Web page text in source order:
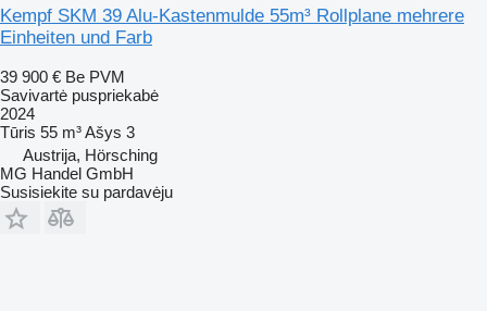
Kempf SKM 39 Alu-Kastenmulde 55m³ Rollplane mehrere
Einheiten und Farb
39 900 € Be PVM
Savivartė puspriekabė
2024
Tūris 55 m³Ašys 3
Austrija, Hörsching
MG Handel GmbH
Susisiekite su pardavėju